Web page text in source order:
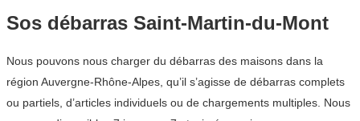
Sos débarras Saint-Martin-du-Mont
Nous pouvons nous charger du débarras des maisons dans la
région Auvergne-Rhône-Alpes, qu’il s’agisse de débarras complets
ou partiels, d’articles individuels ou de chargements multiples. Nous